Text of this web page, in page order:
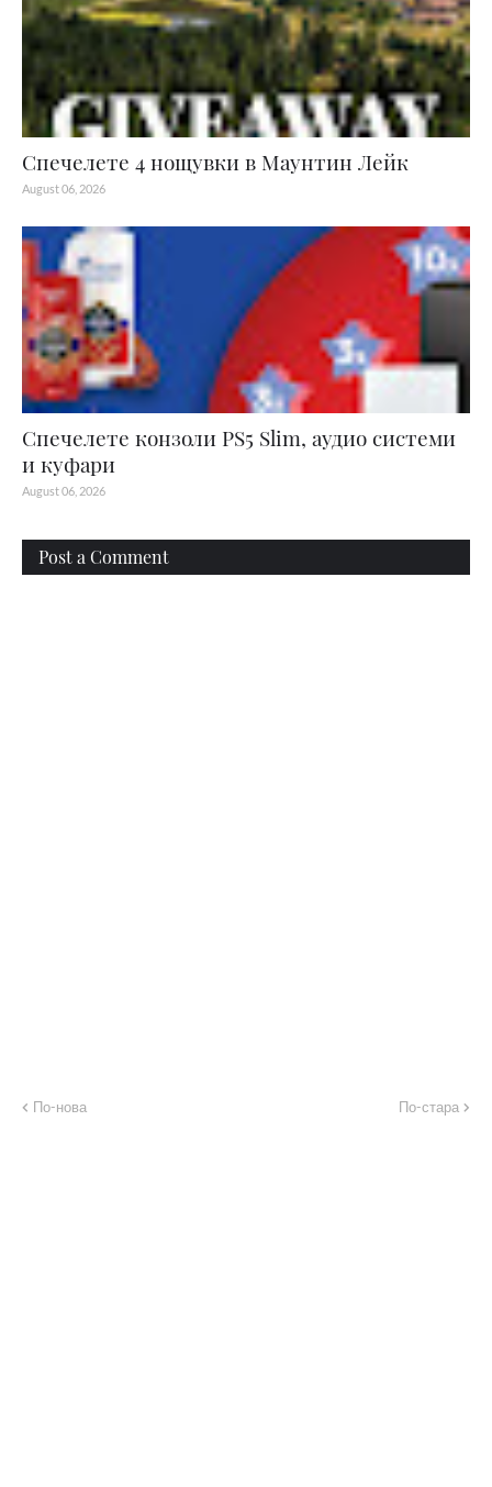
Спечелете 4 нощувки в Маунтин Лейк
August 06, 2026
Спечелете конзоли PS5 Slim, аудио системи
и куфари
August 06, 2026
Post a Comment
По-нова По-стара